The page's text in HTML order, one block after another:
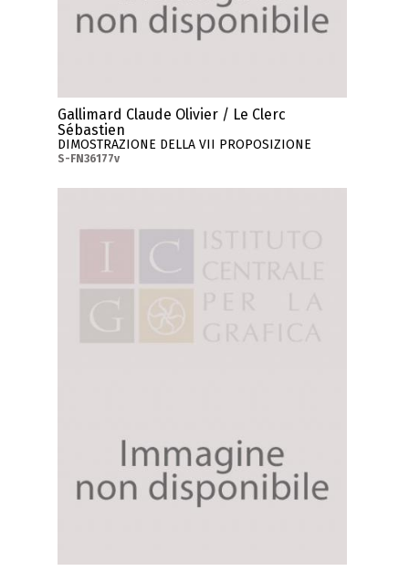
Gallimard Claude Olivier / Le Clerc
Sébastien
DIMOSTRAZIONE DELLA VII PROPOSIZIONE
S-FN36177v